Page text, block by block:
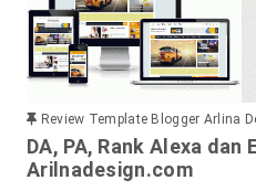
Review Template Blogger Arlina
DA, PA, Rank Alexa
Arilnadesign.com